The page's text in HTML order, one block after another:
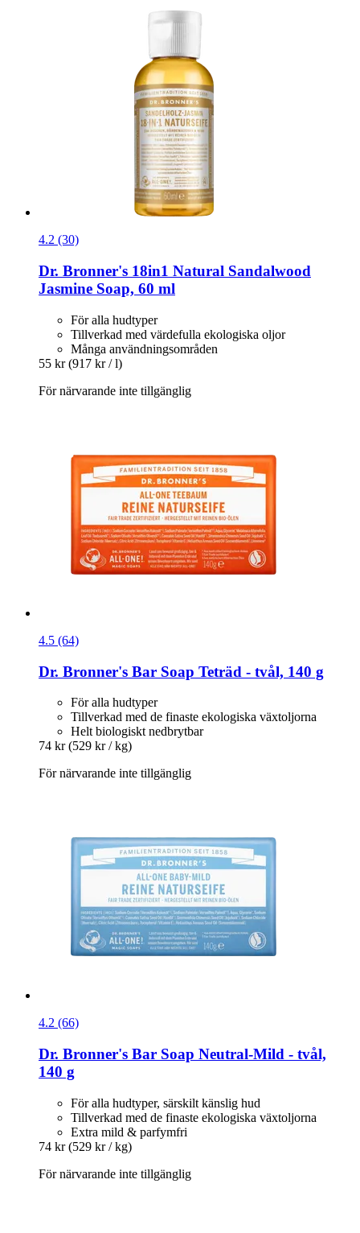
4.2 (30)
Dr. Bronner's 18in1 Natural Sandalwood
Jasmine Soap, 60 ml
För alla hudtyper
Tillverkad med värdefulla ekologiska oljor
Många användningsområden
55 kr (917 kr / l)
För närvarande inte tillgänglig
4.5 (64)
Dr. Bronner's Bar Soap Teträd -​ tvål, 140 g
För alla hudtyper
Tillverkad med de finaste ekologiska växtoljorna
Helt biologiskt nedbrytbar
74 kr (529 kr / kg)
För närvarande inte tillgänglig
4.2 (66)
Dr. Bronner's Bar Soap Neutral-​Mild -​ tvål,
140 g
För alla hudtyper, särskilt känslig hud
Tillverkad med de finaste ekologiska växtoljorna
Extra mild & parfymfri
74 kr (529 kr / kg)
För närvarande inte tillgänglig